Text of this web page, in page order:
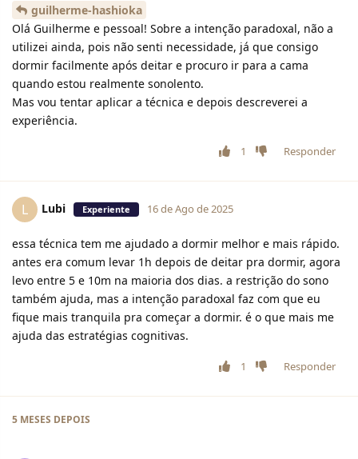
guilherme-hashioka
Olá Guilherme e pessoal! Sobre a intenção paradoxal, não a
utilizei ainda, pois não senti necessidade, já que consigo
dormir facilmente após deitar e procuro ir para a cama
quando estou realmente sonolento.
Mas vou tentar aplicar a técnica e depois descreverei a
experiência.
1 Responder
L Lubi Experiente 16 de Ago de 2025
essa técnica tem me ajudado a dormir melhor e mais rápido.
antes era comum levar 1h depois de deitar pra dormir, agora
levo entre 5 e 10m na maioria dos dias. a restrição do sono
também ajuda, mas a intenção paradoxal faz com que eu
fique mais tranquila pra começar a dormir. é o que mais me
ajuda das estratégias cognitivas.
1 Responder
5 MESES DEPOIS